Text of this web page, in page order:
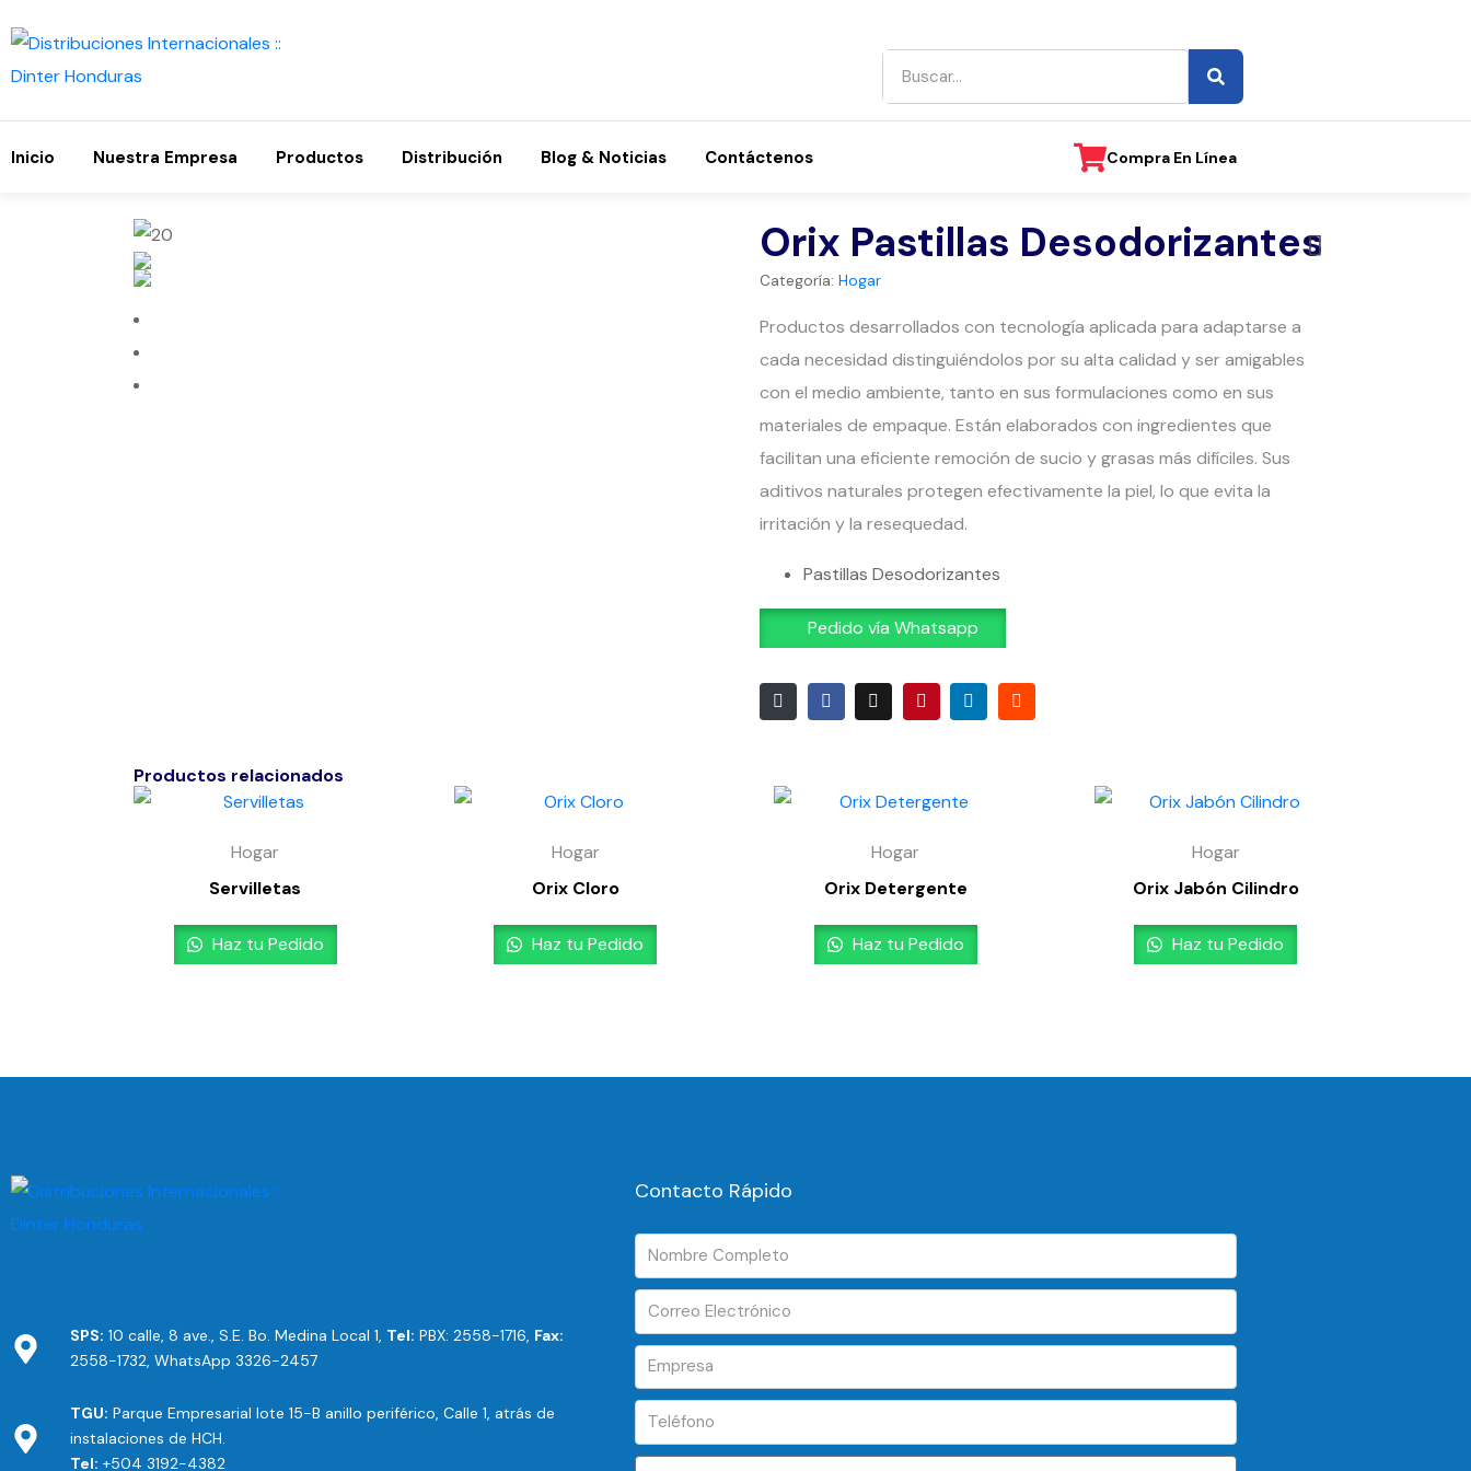
Inicio Nuestra Empresa Productos Distribución Blog & Noticias Contáctenos Compra En Línea
Orix Pastillas Desodorizantes
Categoría: Hogar
Productos desarrollados con tecnología aplicada para adaptarse a
cada necesidad distinguiéndolos por su alta calidad y ser amigables
con el medio ambiente, tanto en sus formulaciones como en sus
materiales de empaque. Están elaborados con ingredientes que
facilitan una eficiente remoción de sucio y grasas más difíciles. Sus
aditivos naturales protegen efectivamente la piel, lo que evita la
irritación y la resequedad.
Pastillas Desodorizantes
Pedido vía Whatsapp
Productos relacionados
Hogar
Servilletas
Haz tu Pedido
Hogar
Orix Cloro
Haz tu Pedido
Hogar
Orix Detergente
Haz tu Pedido
Hogar
Orix Jabón Cilindro
Haz tu Pedido
SPS: 10 calle, 8 ave., S.E. Bo. Medina Local 1, Tel: PBX: 2558-1716, Fax:
2558-1732, WhatsApp 3326-2457
TGU: Parque Empresarial lote 15-B anillo periférico, Calle 1, atrás de
instalaciones de HCH.
Tel: +504 3192-4382
Contacto Rápido